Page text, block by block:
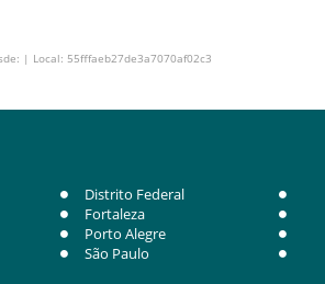
| Local: 55fffaeb27de3a7070af02c3
Distrito Federal
Fortaleza
Porto Alegre
São Paulo